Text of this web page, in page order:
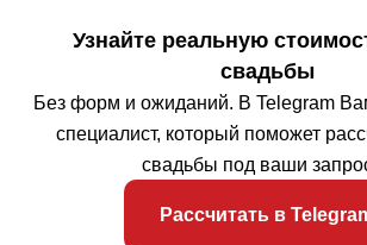
Узнайте реальную
свадьбы
Без форм и ожиданий. В Telegram
специалист, который поможет
свадьбы под ваши
Рассчитать в